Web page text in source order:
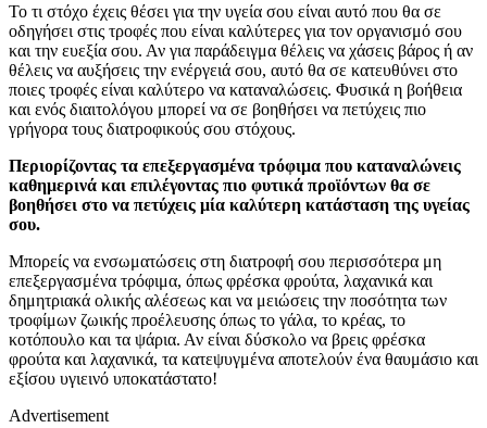
Το τι στόχο έχεις θέσει για την υγεία σου είναι αυτό που θα σε
οδηγήσει στις τροφές που είναι καλύτερες για τον οργανισμό σου
και την ευεξία σου. Αν για παράδειγμα θέλεις να χάσεις βάρος ή αν
θέλεις να αυξήσεις την ενέργειά σου, αυτό θα σε κατευθύνει στο
ποιες τροφές είναι καλύτερο να καταναλώσεις. Φυσικά η βοήθεια
και ενός διαιτολόγου μπορεί να σε βοηθήσει να πετύχεις πιο
γρήγορα τους διατροφικούς σου στόχους.
Περιορίζοντας τα επεξεργασμένα τρόφιμα που καταναλώνεις
καθημερινά και επιλέγοντας πιο φυτικά προϊόντων θα σε
βοηθήσει στο να πετύχεις μία καλύτερη κατάσταση της υγείας
σου.
Μπορείς να ενσωματώσεις στη διατροφή σου περισσότερα μη
επεξεργασμένα τρόφιμα, όπως φρέσκα φρούτα, λαχανικά και
δημητριακά ολικής αλέσεως και να μειώσεις την ποσότητα των
τροφίμων ζωικής προέλευσης όπως το γάλα, το κρέας, το
κοτόπουλο και τα ψάρια. Αν είναι δύσκολο να βρεις φρέσκα
φρούτα και λαχανικά, τα κατεψυγμένα αποτελούν ένα θαυμάσιο και
εξίσου υγιεινό υποκατάστατο!
Advertisement